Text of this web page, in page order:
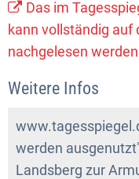
Das im
kann vollständig auf
nachgelesen
Weitere Infos
werden
Landsberg zur